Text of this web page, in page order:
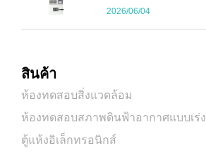
2026/06/04
สินค้า
ห้องทดสอบสิ่งแวดล้อม
ห้องทดสอบสภาพดินฟ้าอากาศแบบเร่ง
ตู้แห้งอิเล็กทรอนิกส์